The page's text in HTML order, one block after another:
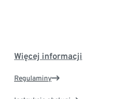
Więcej informacji
Regulaminy